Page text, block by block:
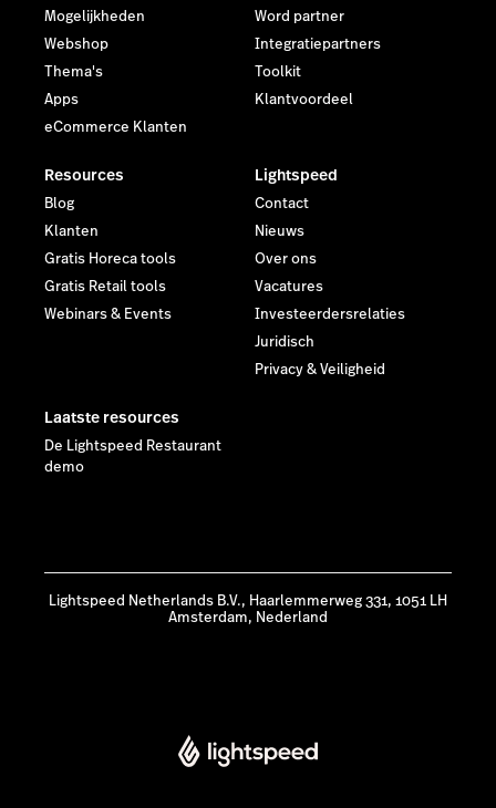
Mogelijkheden
Webshop
Thema's
Apps
eCommerce Klanten
Word partner
Integratiepartners
Toolkit
Klantvoordeel
Resources
Blog
Klanten
Gratis Horeca tools
Gratis Retail tools
Webinars & Events
Lightspeed
Contact
Nieuws
Over ons
Vacatures
Investeerdersrelaties
Juridisch
Privacy & Veiligheid
Laatste resources
De Lightspeed Restaurant
demo
Lightspeed Netherlands B.V., Haarlemmerweg 331, 1051 LH
Amsterdam, Nederland